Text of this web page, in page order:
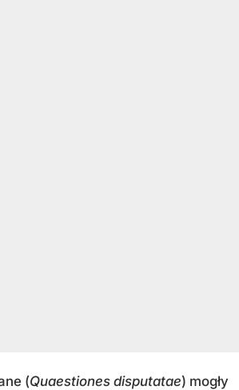
(Quaestiones disputatae) mogły